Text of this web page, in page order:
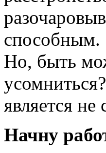
способным.
Но, быть
является не
Начну